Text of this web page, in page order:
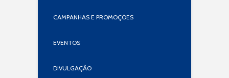
CAMPANHAS E PROMOÇÕES
EVENTOS
DIVULGAÇÃO